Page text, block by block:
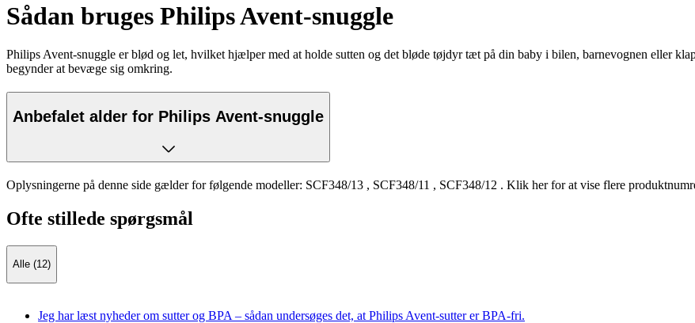
Sådan bruges Philips Avent-snuggle
Philips Avent-snuggle er blød og let, hvilket hjælper med at holde sutten og det bløde tøjdyr tæt på din baby i bilen, barnevognen eller
begynder at bevæge sig omkring.
Anbefalet alder for Philips Avent-snuggle
Oplysningerne på denne side gælder for følgende modeller: SCF348/13 , SCF348/11 , SCF348/12 . Klik her for at vise flere
Ofte stillede spørgsmål
Alle (12)
Jeg har læst nyheder om sutter og BPA – sådan undersøges det, at Philips Avent-sutter er BPA-fri.